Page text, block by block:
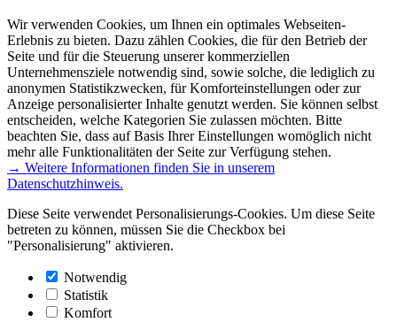
Wir verwenden Cookies, um Ihnen ein optimales Webseiten-
Erlebnis zu bieten. Dazu zählen Cookies, die für den Betrieb der
Seite und für die Steuerung unserer kommerziellen
Unternehmensziele notwendig sind, sowie solche, die lediglich zu
anonymen Statistikzwecken, für Komforteinstellungen oder zur
Anzeige personalisierter Inhalte genutzt werden. Sie können selbst
entscheiden, welche Kategorien Sie zulassen möchten. Bitte
beachten Sie, dass auf Basis Ihrer Einstellungen womöglich nicht
mehr alle Funktionalitäten der Seite zur Verfügung stehen.
→ Weitere Informationen finden Sie in unserem
Datenschutzhinweis.
Diese Seite verwendet Personalisierungs-Cookies. Um diese Seite
betreten zu können, müssen Sie die Checkbox bei
"Personalisierung" aktivieren.
Notwendig
Statistik
Komfort